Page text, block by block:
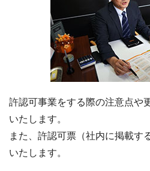
許認可事業をする際の注意点や
いたします。
また、許認可票（社内に掲載す
いたします。